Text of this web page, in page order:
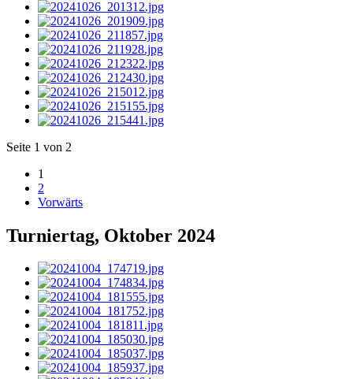
Seite 1 von 2
1
2
Vorwärts
Turniertag, Oktober 2024